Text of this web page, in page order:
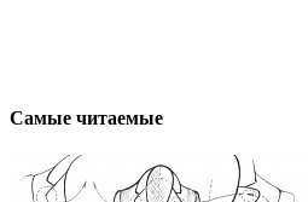
Самые читаемые